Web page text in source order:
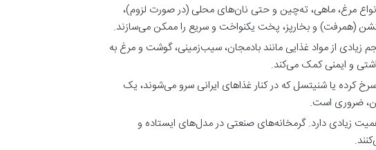
مرغ، ماهی، ته‌چین و حتی نان‌های محلی (در صورت لزوم)،
(همرفت) و بخارپز، پخت یکنواخت و سریع را ممکن می‌سازند.
از مواد غذایی مانند بادمجان، سیب‌زمینی، گوشت و مرغ به
و ایمنی کمک می‌کند.
کرده یا شنیتسل که در کنار غذاهای ایرانی سرو می‌شوند، یک
ضروری است.
زیادی دارد. گرمخانه‌های صنعتی در مدل‌های ایستاده و